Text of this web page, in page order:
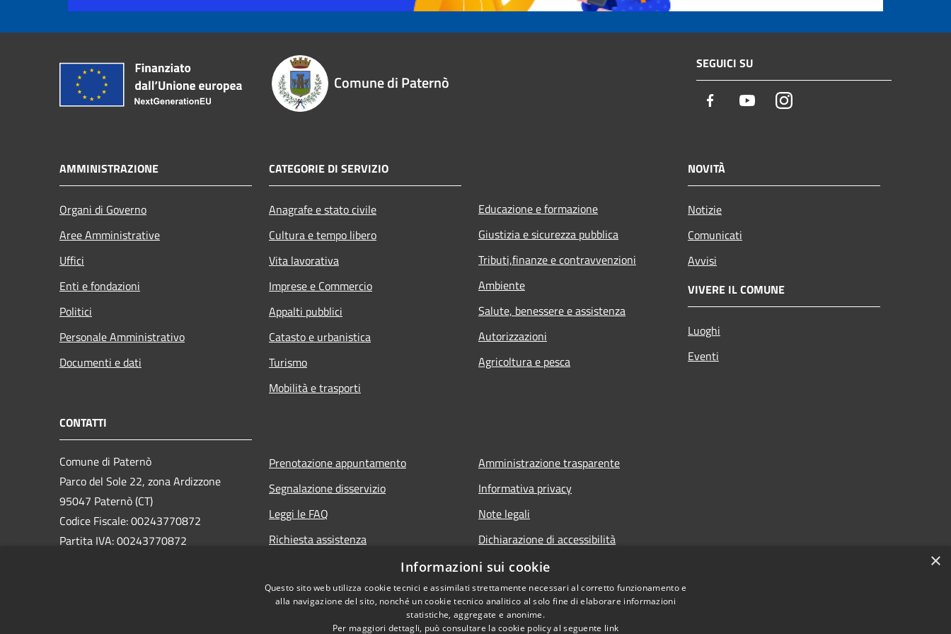
Comune di Paternò
SEGUICI SU
Facebook YoutubeInstagram
AMMINISTRAZIONE
Organi di Governo
Aree Amministrative
Uffici
Enti e fondazioni
Politici
Personale Amministrativo
Documenti e dati
CATEGORIE DI SERVIZIO
Anagrafe e stato civile
Cultura e tempo libero
Vita lavorativa
Imprese e Commercio
Appalti pubblici
Catasto e urbanistica
Turismo
Mobilità e trasporti
Educazione e formazione
Giustizia e sicurezza pubblica
Tributi,finanze e contravvenzioni
Ambiente
Salute, benessere e assistenza
Autorizzazioni
Agricoltura e pesca
NOVITÀ
Notizie
Comunicati
Avvisi
VIVERE IL COMUNE
Luoghi
Eventi
CONTATTI
Comune di Paternò
Parco del Sole 22, zona Ardizzone
95047 Paternò (CT)
Codice Fiscale: 00243770872
Partita IVA: 00243770872
Prenotazione appuntamento
Segnalazione disservizio
Leggi le FAQ
Richiesta assistenza
Amministrazione trasparente
Informativa privacy
Note legali
Dichiarazione di accessibilità
×
Informazioni sui cookie
Questo sito web utilizza cookie tecnici e assimilati strettamente necessari al corretto funzionamento e
alla navigazione del sito, nonché un cookie tecnico analitico al solo fine di elaborare informazioni
statistiche, aggregate e anonime.
Per maggiori dettagli, può consultare la cookie policy al seguente link